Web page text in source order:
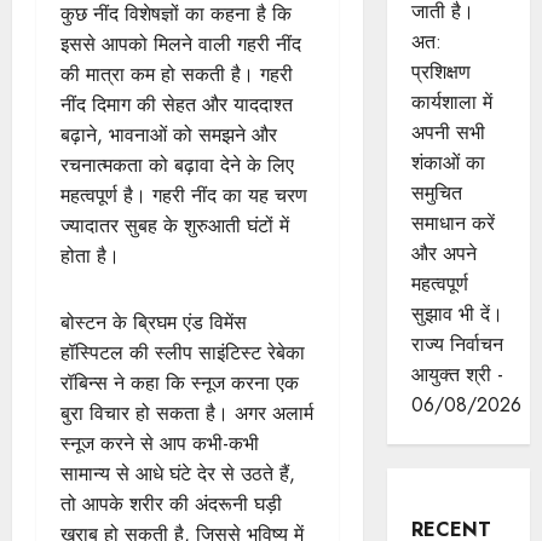
कुछ नींद विशेषज्ञों का कहना है कि
इससे आपको मिलने वाली गहरी नींद
की मात्रा कम हो सकती है। गहरी
नींद दिमाग की सेहत और याददाश्त
बढ़ाने, भावनाओं को समझने और
रचनात्मकता को बढ़ावा देने के लिए
महत्वपूर्ण है। गहरी नींद का यह चरण
ज्यादातर सुबह के शुरुआती घंटों में
होता है।
बोस्टन के ब्रिघम एंड विमेंस
हॉस्पिटल की स्लीप साइंटिस्ट रेबेका
रॉबिन्स ने कहा कि स्नूज करना एक
बुरा विचार हो सकता है। अगर अलार्म
स्नूज करने से आप कभी-कभी
सामान्य से आधे घंटे देर से उठते हैं,
तो आपके शरीर की अंदरूनी घड़ी
खराब हो सकती है, जिससे भविष्य में
जाती है।
अत:
प्रशिक्षण
कार्यशाला में
अपनी सभी
शंकाओं का
समुचित
समाधान करें
और अपने
महत्वपूर्ण
सुझाव भी दें।
राज्य निर्वाचन
आयुक्त श्री -
06/08/2026
RECENT